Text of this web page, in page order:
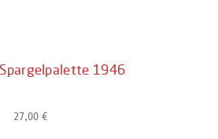
1946
Regulärer Preis:
27,00 €